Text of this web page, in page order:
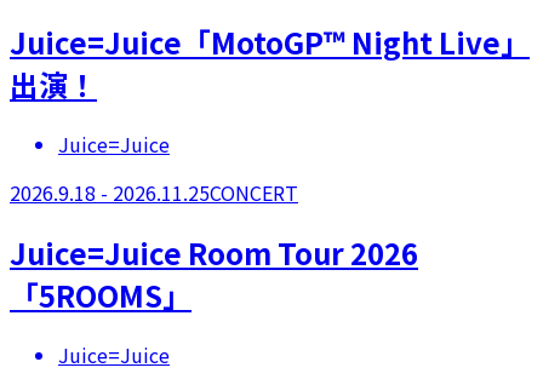
Juice=Juice「MotoGP™ Night Live」
出演！
Juice=Juice
2026.9.18 - 2026.11.25CONCERT
Juice=Juice Room Tour 2026
「5ROOMS」
Juice=Juice